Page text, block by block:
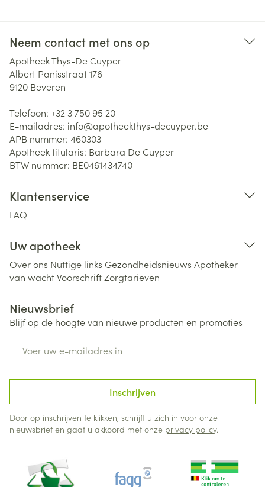
Neem contact met ons op
Apotheek Thys-De Cuyper
Albert Panisstraat 176
9120 Beveren
Telefoon: +32 3 750 95 20
E-mailadres: info@apotheekthys-decuyper.be
APB nummer: 460303
Apotheek titularis: Barbara De Cuyper
BTW nummer: BE0461434740
Klantenservice
FAQ
Uw apotheek
Over ons Nuttige links Gezondheidsnieuws Apotheker
van wachtVoorschriftZorgtarieven
Nieuwsbrief
Blijf op de hoogte van nieuwe producten en promoties
Inschrijven
Door op inschrijven te klikken, schrijft u zich in voor onze
nieuwsbrief en gaat u akkoord met onze privacy policy.